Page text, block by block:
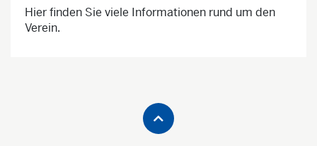
Hier finden Sie viele Informationen rund um den
Verein.